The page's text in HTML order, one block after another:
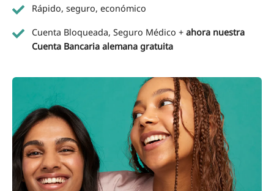
Rápido, seguro, económico
Cuenta Bloqueada, Seguro Médico + ahora nuestra
Cuenta Bancaria alemana gratuita